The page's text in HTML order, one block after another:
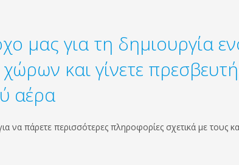
μας για τη δημιουργία
και γίνετε
αέρα
να πάρετε περισσότερες πληροφορίες σχετικά με τους